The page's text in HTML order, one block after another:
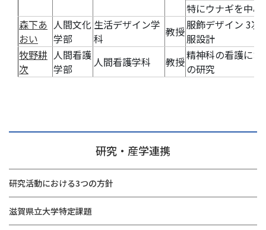
研究・産学連携
研究活動における3つの方針
滋賀県立大学特定課題
特にウナギを中
森下あ
おい
人間文化
学部
生活デザイン学
科
教授服飾デザイン 3次
服設計
牧野耕
次
人間看護
学部
人間看護学科 教授精神科の看護に
の研究